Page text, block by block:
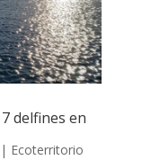
delfines en
Ecoterritorio